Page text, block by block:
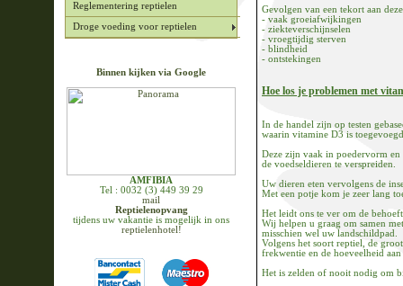
Reglementering reptielen
Droge voeding voor reptielen
Binnen kijken via Google
AMFIBIA
Tel : 0032 (3) 449 39 29
mail
Reptielenopvang
tijdens uw vakantie is mogelijk in ons
reptielenhotel!
Gevolgen van een tekort aan
- vaak groeiafwijkingen
- ziekteverschijnselen
- vroegtijdig sterven
- blindheid
- ontstekingen
Hoe los je problemen met
In de handel zijn op testen
waarin vitamine D3 is
Deze zijn vaak in poedervorm
de voedseldieren te verspreiden.
Uw dieren eten vervolgens de
Met een potje kom je zeer lang
Het leidt ons te ver om de
Wij helpen u graag om samen
misschien wel uw landschildpad.
Volgens het soort reptiel, de
frekwentie en de hoeveelheid aan
Het is zelden of nooit nodig om